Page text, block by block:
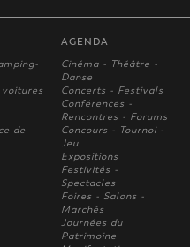
voitures
de
AGENDA
Cinéma - Théâtre -
Danse
Concerts - Festivals
Conférences -
Rencontres - Forums
Concours - Tournoi -
Jeu
Expositions
Festivités -
Spectacles
Foires - Salons -
Marchés
Journées du
Patrimoine